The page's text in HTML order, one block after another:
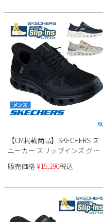
【CM掲載商品】SKECHERS ス
ニーカー スリップインズ グラ
イドステップ プロ 232930 メン
ズ
販売価格 ¥15,290税込